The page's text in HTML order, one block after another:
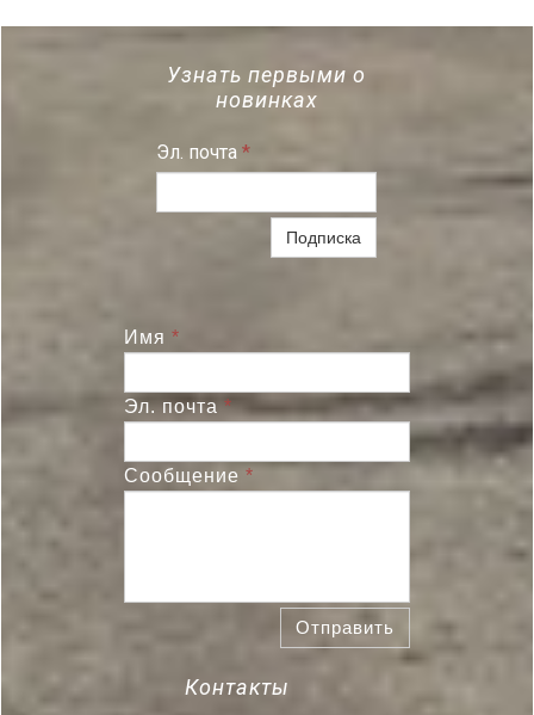
Узнать первыми о
новинках
Эл. почта *
Подписка
Имя *
Эл. почта *
Сообщение *
Отправить
Контакты